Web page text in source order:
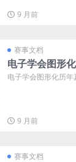
9 月前
赛事文档
电子学会图形
电子学会图形化历
9 月前
赛事文档